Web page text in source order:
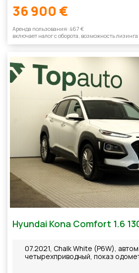
36 900 €
Aренда пользования: 467 €
включает налог с оборотa, возможность лизинга
Hyundai Kona Comfort 1.6
07.2021, Chalk White (P6W),
четырехприводный, показ